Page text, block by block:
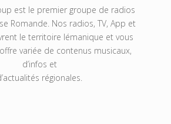
est le premier groupe de radios
Romande. Nos radios, TV, App et
le territoire lémanique et vous
variée de contenus musicaux,
d’infos et
régionales.